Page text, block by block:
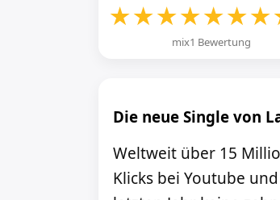
★★★★★★★
mix1 Bewertung
Die neue Single von
Weltweit über 15
Klicks bei Youtube